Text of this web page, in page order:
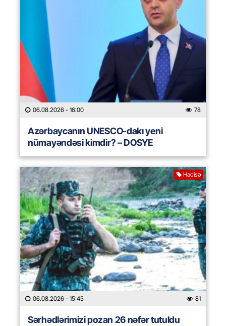
06.08.2026 - 16:00 78
Azərbaycanın UNESCO-dakı yeni
nümayəndəsi kimdir? – DOSYE
Hadisə
06.08.2026 - 15:45 81
Sərhədlərimizi pozan 26 nəfər tutuldu